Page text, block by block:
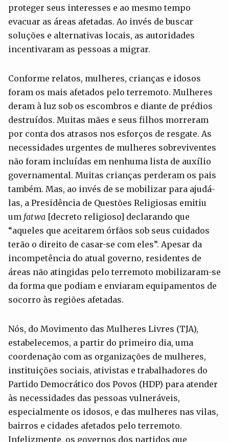
proteger seus interesses e ao mesmo tempo
evacuar as áreas afetadas. Ao invés de buscar
soluções e alternativas locais, as autoridades
incentivaram as pessoas a migrar.
Conforme relatos, mulheres, crianças e idosos
foram os mais afetados pelo terremoto. Mulheres
deram à luz sob os escombros e diante de prédios
destruídos. Muitas mães e seus filhos morreram
por conta dos atrasos nos esforços de resgate. As
necessidades urgentes de mulheres sobreviventes
não foram incluídas em nenhuma lista de auxílio
governamental. Muitas crianças perderam os pais
também. Mas, ao invés de se mobilizar para ajudá-
las, a Presidência de Questões Religiosas emitiu
um fatwa [decreto religioso] declarando que
“aqueles que aceitarem órfãos sob seus cuidados
terão o direito de casar-se com eles”. Apesar da
incompetência do atual governo, residentes de
áreas não atingidas pelo terremoto mobilizaram-se
da forma que podiam e enviaram equipamentos de
socorro às regiões afetadas.
Nós, do Movimento das Mulheres Livres (TJA),
estabelecemos, a partir do primeiro dia, uma
coordenação com as organizações de mulheres,
instituições sociais, ativistas e trabalhadores do
Partido Democrático dos Povos (HDP) para atender
às necessidades das pessoas vulneráveis,
especialmente os idosos, e das mulheres nas vilas,
bairros e cidades afetados pelo terremoto.
Infelizmente, os governos dos partidos que